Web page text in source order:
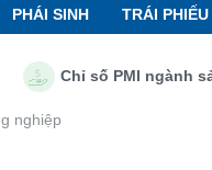
PHÁI SINH TRÁI PHIẾU
Chỉ số PMI ngành sản
nghiệp